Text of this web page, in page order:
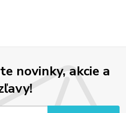
novinky, akcie a